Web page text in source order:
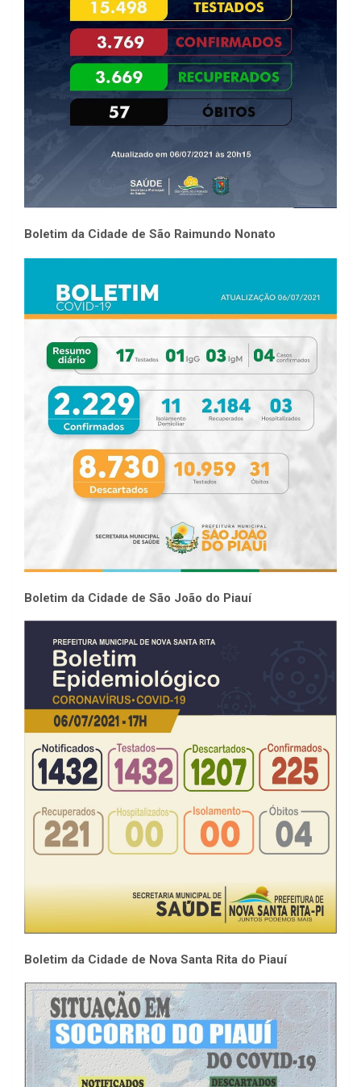
Boletim da Cidade de São Raimundo Nonato
Boletim da Cidade de São João do Piauí
Boletim da Cidade de Nova Santa Rita do Piauí